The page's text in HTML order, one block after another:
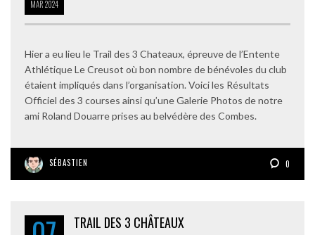
MAR2024
Hier a eu lieu le Trail des 3 Chateaux, épreuve de l’Entente
Athlétique Le Creusot où bon nombre de bénévoles du club
étaient impliqués dans l’organisation. Voici les Résultats
Officiel des 3 courses ainsi qu’une Galerie Photos de notre
ami Roland Douarre prises au belvédère des Combes.
SÉBASTIEN 0
TRAIL DES 3 CHÂTEAUX